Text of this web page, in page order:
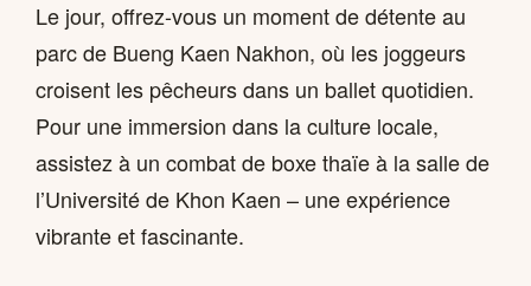
Le jour, offrez-vous un moment de détente au
parc de Bueng Kaen Nakhon, où les joggeurs
croisent les pêcheurs dans un ballet quotidien.
Pour une immersion dans la culture locale,
assistez à un combat de boxe thaïe à la salle de
l’Université de Khon Kaen – une expérience
vibrante et fascinante.